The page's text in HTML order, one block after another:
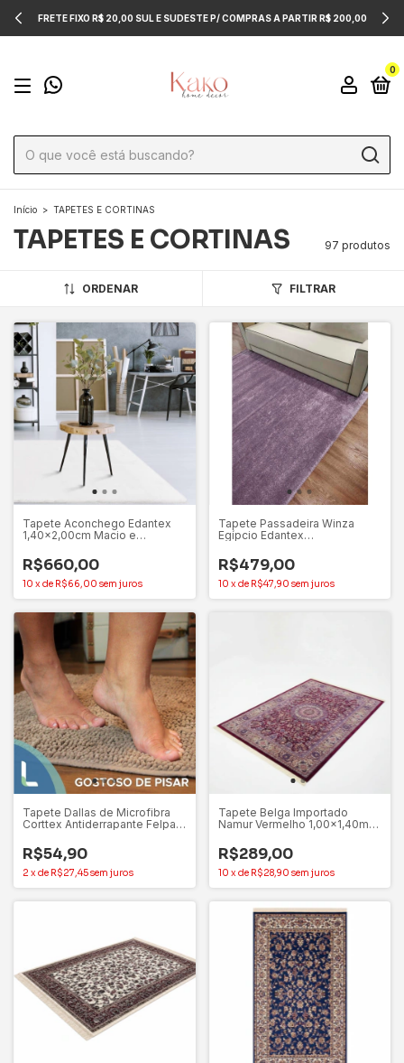
FRETE FIXO R$ 20,00 SUL E SUDESTE P/ COMPRAS A PARTIR R$ 200,00
0
Início > TAPETES E CORTINAS
TAPETES E CORTINAS 97 produtos
ORDENAR FILTRAR
Tapete Aconchego Edantex
1,40x2,00cm Macio e
R$660,00
10 x de R$66,00 sem juros
Tapete Passadeira Winza
Egípcio Edantex
R$479,00
10 x de R$47,90 sem juros
Tapete Dallas de Microfibra
Corttex Antiderrapante Felpa
R$54,90
2 xde R$27,45sem juros
Tapete Belga Importado
Namur Vermelho 1,00x1,40m
R$289,00
10 xde R$28,90 sem juros